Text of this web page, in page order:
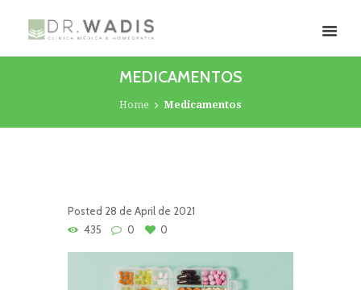
MEDICAMENTOS
Home Medicamentos
Posted 28 de April de 2021
435
0 0